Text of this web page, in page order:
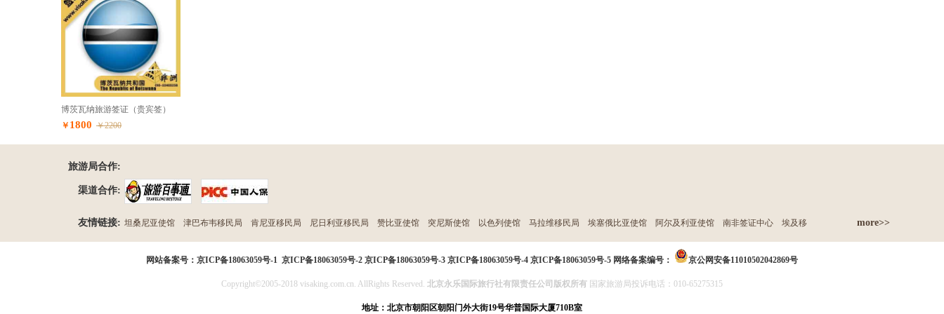
博茨瓦纳旅游签证（贵宾签）
￥ 1800 ￥2200
旅游局合作:
渠道合作:
友情链接: 坦桑尼亚使馆 津巴布韦移民局 肯尼亚移民局 尼日利亚移民局 赞比亚使馆 突尼斯使馆 以色列使馆 马拉维移民局 埃塞俄比亚使馆 阿尔及利亚使馆 南非签证中心 埃及移 more>>
网站备案号： 京ICP备18063059号-1 京ICP备18063059号-2 京ICP备18063059号-3 京ICP备18063059号-4 京ICP备18063059号-5 网络备案编号： 京公网安备11010502042869号
Copyright©2005-2018 visaking.com.cn. AllRights Reserved. 北京永乐国际旅行社有限责任公司版权所有 国家旅游局投诉电话：010-65275315
地址：北京市朝阳区朝阳门外大街19号华普国际大厦710B室